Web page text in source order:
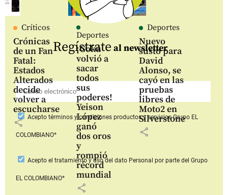
Críticos
Crónicas
de un Fan
Fatal:
Estados
Alterados
decide
volver a
escucharse
share
Deportes
¡Gokú
volvió a
sacar
todos
sus
poderes!
Yeison
López
ganó
dos oros
y
rompió
récord
mundial
share
Deportes
Nuevo
susto para
David
Alonso, se
cayó en las
pruebas
libres de
Moto2 en
Silverstone
share
Regístrate al newsletter
Aceptotérminos y condiciones productos y serviciosGrupo EL
COLOMBIANO*
Acepto el tratamiento y uso del dato Personal por parte del Grupo
EL COLOMBIANO*